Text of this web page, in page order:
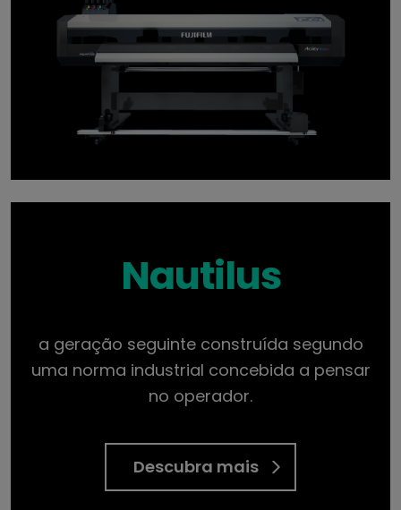
Nautilus
a geração seguinte construída segundo
uma norma industrial concebida a pensar
no operador.
Descubra mais